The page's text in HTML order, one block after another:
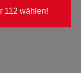
112 wählen!